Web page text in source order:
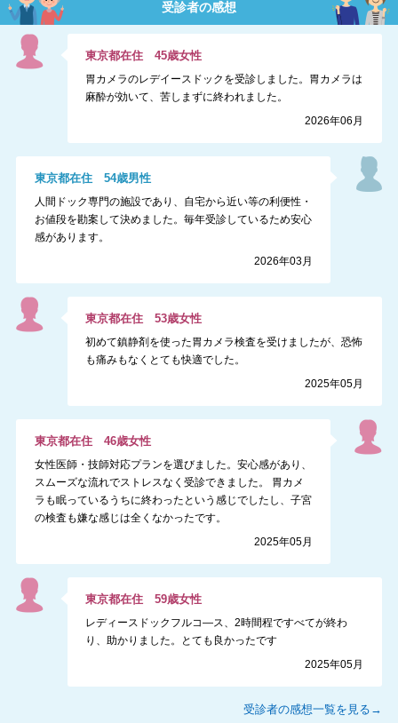
受診者の感想
東京都在住45歳女性
胃カメラのレデイースドックを受診しました。胃カメラは
麻酔が効いて、苦しまずに終われました。
2026年06月
東京都在住 54歳男性
人間ドック専門の施設であり、自宅から近い等の利便性・
お値段を勘案して決めました。毎年受診しているため安心
感があります。
2026年03月
東京都在住53歳女性
初めて鎮静剤を使った胃カメラ検査を受けましたが、恐怖
も痛みもなくとても快適でした。
2025年05月
東京都在住 46歳女性
女性医師・技師対応プランを選びました。安心感があり、
スムーズな流れでストレスなく受診できました。 胃カメ
ラも眠っているうちに終わったという感じでしたし、子宮
の検査も嫌な感じは全くなかったです。
2025年05月
東京都在住59歳女性
レディースドックフルコ―ス、2時間程ですべてが終わ
り、助かりました。とても良かったです
2025年05月
受診者の感想一覧を見る→